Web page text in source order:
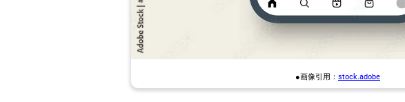
●画像引用： stock.adobe